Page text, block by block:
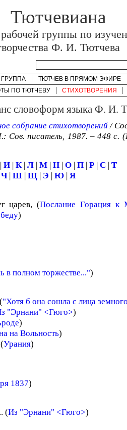
Тютчевиана
группы по
Ф. И. Тютчева
ГРУППА
ТЮТЧЕВ В ПРЯМОМ ЭФИРЕ
ПО ТЮТЧЕВУ СТИХОТВОРЕНИЯ
словоформ языка Ф. И.
собрание стихотворений/
Сов. писатель, 1987. – 448 с.
И| К| Л| М| Н| О| П| Р| С | Т
Ч| Ш | Щ | Э | Ю | Я
царев, (Послание Горация к
)
в полном торжестве...")
"Хотя б она сошла с лица
"Эрнани" <Гюго>)
)
на Вольность)
Урания)
1837)
(Из "Эрнани" <Гюго>)